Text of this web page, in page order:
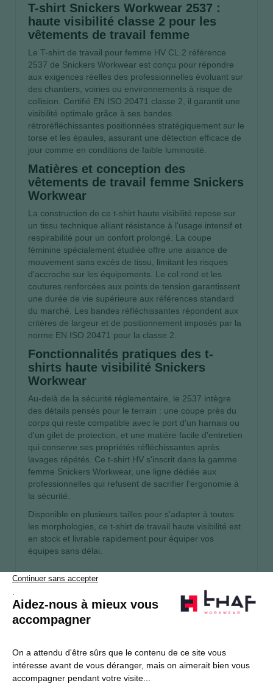
T-shirt Snickers Workwear 2537 :
haute visibilité classe 2 pour les
vêtements de travail femme
Le T-shirt de travail pour femme HV CL.2 référence
2537 de Snickers Workwear est conçu pour répondre
aux exigences réelles des professionnelles évoluant sur
des chantiers, voiries ou environnements à risque de
collision. Certifié EN ISO 20471 classe 2, il garantit une
visibilité optimale grâce à ses bandes
rétroréfléchissantes positionnées stratégiquement sur le
torse et les épaules, assurant une détection efficace de
jour comme en conditions de faible luminosité.
Matières et conception des
vêtements de travail femme Snickers
Workwear
La construction de ce t-shirt haute visibilité repose sur
un tissu technique alliant résistance à l'usage intensif et
respirabilité pour un confort prolongé. La coupe
féminine spécialement étudiée offre une aisance de
mouvement sans excès de tissu, limitant les risques
d'accroche sur les équipements. Le col rond et les
coutures renforcées aux points de tension garantissent
une durée de vie supérieure aux références standard
du marché. Les bandes réfléchissantes répondent aux
critères de largeur et de positionnement imposés par la
norme EN ISO 20471 pour la classe 2.
Fonctionnalités pratiques des t-
shirts haute visibilité Snickers
Workwear
Au-delà de la sécurité réglementaire, le 2537 intègre
des détails pensés pour le terrain : une coupe près du
corps qui reste compatible avec le port d'un harnais ou
d'un gilet de protection, et une matière facile d'entretien
qui conserve ses propriétés réfléchissantes après
lavages répétés. Ce t-shirt HV s'inscrit dans la gamme
femme Snickers Workwear, une ligne dédiée aux
professionnelles qui refusent de sacrifier l'ergonomie à
la sécurité.
Disponible en plusieurs tailles pour s'adapter à toutes
les morphologies, ce t-shirt de travail haute visibilité est
en stock et livrable rapidement pour équiper vos
équipes sans délai.
Je souhaite m'inscrire à la newsletter Thaf Workwear